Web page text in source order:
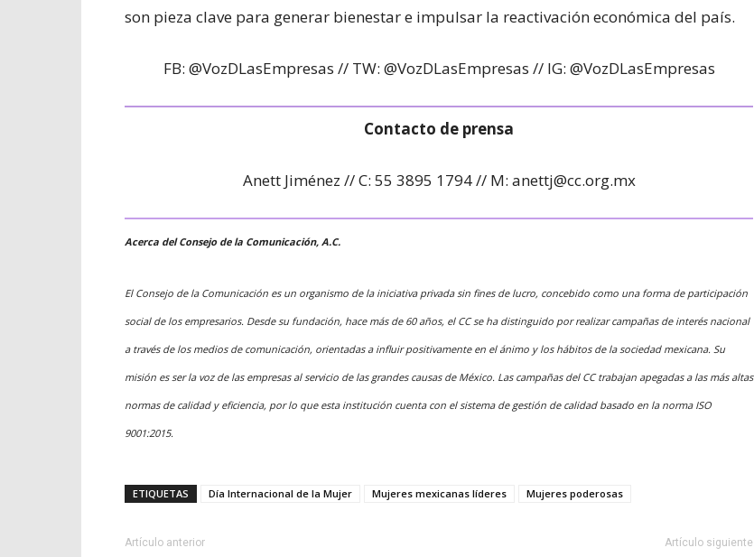
son pieza clave para generar bienestar e impulsar la reactivación económica del país.
FB: @VozDLasEmpresas // TW: @VozDLasEmpresas // IG: @VozDLasEmpresas
Contacto de prensa
Anett Jiménez // C: 55 3895 1794 // M: anettj@cc.org.mx
Acerca del Consejo de la Comunicación, A.C.
El Consejo de la Comunicación es un organismo de la iniciativa privada sin fines de lucro, concebido como una forma de participación
social de los empresarios. Desde su fundación, hace más de 60 años, el CC se ha distinguido por realizar campañas de interés nacional
a través de los medios de comunicación, orientadas a influir positivamente en el ánimo y los hábitos de la sociedad mexicana. Su
misión es ser la voz de las empresas al servicio de las grandes causas de México. Las campañas del CC trabajan apegadas a las más altas
normas de calidad y eficiencia, por lo que esta institución cuenta con el sistema de gestión de calidad basado en la norma ISO
9001:2015.
ETIQUETAS Día Internacional de la Mujer Mujeres mexicanas líderes Mujeres poderosas
Artículo anterior Artículo siguiente